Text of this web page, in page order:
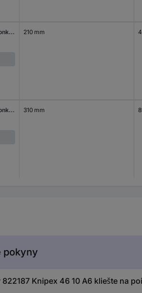
Knipex 46 31 A32 kliešte na poistné krúžky Vhodné pre vonkajšie krúžky 40-100 mm Tvar hrotu zahnutý o 45 ° 210 mm
Knipex 46 31 A42 kliešte na poistné krúžky Vhodné pre vonkajšie krúžky 85-140 mm Tvar hrotu zahnutý o 45 ° 310 mm
pokyny
Knipex 46 10 A6 kliešte na